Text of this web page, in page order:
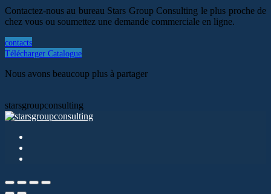
Contactez-nous au bureau Stars Group Consulting le plus proche de
chez vous ou soumettez une demande commerciale en ligne.
contacts
Télécharger Catalogue
Nous avons beaucoup plus à partager
starsgroupconsulting